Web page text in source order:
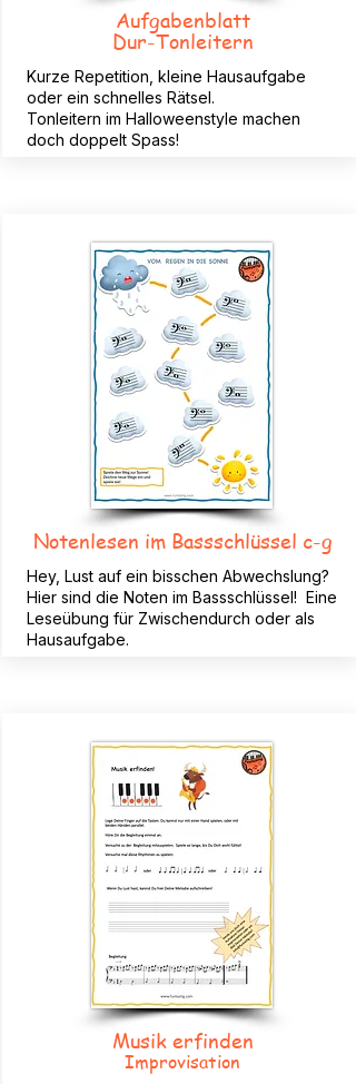
Aufgabenblatt
Dur-Tonleitern
Kurze Repetition, kleine Hausaufgabe
oder ein schnelles Rätsel.
Tonleitern im Halloweenstyle machen
doch doppelt Spass!
Notenlesen im Bassschlüssel c-g
Hey, Lust auf ein bisschen Abwechslung?
Hier sind die Noten im Bassschlüssel! Eine
Leseübung für Zwischendurch oder als
Hausaufgabe.
Musik erfinden
Improvisation